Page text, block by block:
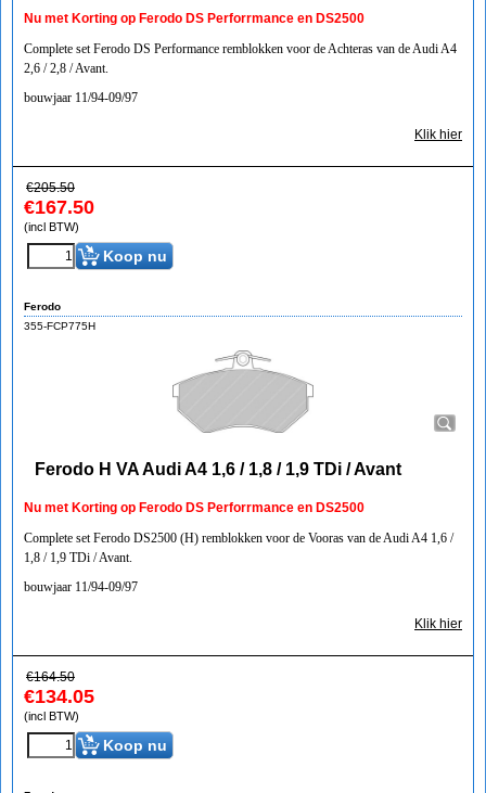
Nu met Korting op Ferodo DS Perforrmance en DS2500
Complete set Ferodo DS Performance remblokken voor de Achteras van de Audi A4
2,6 / 2,8 / Avant.
bouwjaar 11/94-09/97
Klik hier
€205.50
€167.50
(incl BTW)
Koop nu
Ferodo
355-FCP775H
Ferodo H VA Audi A4 1,6 / 1,8 / 1,9 TDi / Avant
Nu met Korting op Ferodo DS Perforrmance en DS2500
Complete set Ferodo DS2500 (H) remblokken voor de Vooras van de Audi A4 1,6 /
1,8 / 1,9 TDi / Avant.
bouwjaar 11/94-09/97
Klik hier
€164.50
€134.05
(incl BTW)
Koop nu